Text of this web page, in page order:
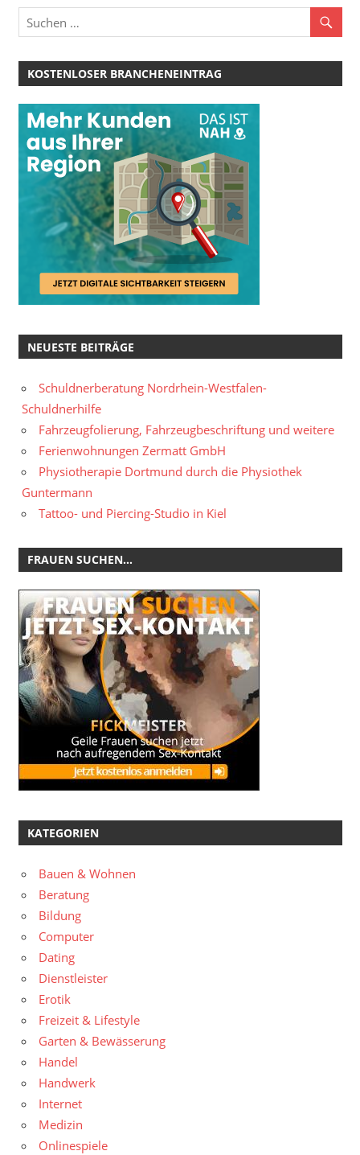
KOSTENLOSER BRANCHENEINTRAG
NEUESTE BEITRÄGE
Schuldnerberatung Nordrhein-Westfalen-
Schuldnerhilfe
Fahrzeugfolierung, Fahrzeugbeschriftung und weitere
Ferienwohnungen Zermatt GmbH
Physiotherapie Dortmund durch die Physiothek
Guntermann
Tattoo- und Piercing-Studio in Kiel
FRAUEN SUCHEN…
KATEGORIEN
Bauen & Wohnen
Beratung
Bildung
Computer
Dating
Dienstleister
Erotik
Freizeit & Lifestyle
Garten & Bewässerung
Handel
Handwerk
Internet
Medizin
Onlinespiele